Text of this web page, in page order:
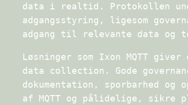
data i realtid. Protokollen
adgangsstyring, ligesom
adgang til relevante data og
Løsninger som Ixon MQTT
data collection. Gode
dokumentation, sporbarhed
af MQTT og pålidelige, sikre